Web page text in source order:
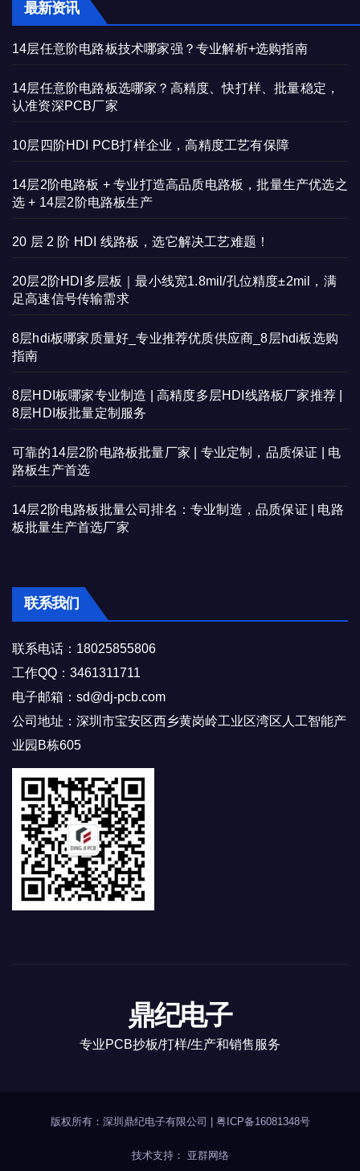
最新资讯
14层任意阶电路板技术哪家强？专业解析+选购指南
14层任意阶电路板选哪家？高精度、快打样、批量稳定，
认准资深PCB厂家
10层四阶HDI PCB打样企业，高精度工艺有保障
14层2阶电路板 + 专业打造高品质电路板，批量生产优选之
选 + 14层2阶电路板生产
20 层 2 阶 HDI 线路板，选它解决工艺难题！
20层2阶HDI多层板｜最小线宽1.8mil/孔位精度±2mil，满
足高速信号传输需求
8层hdi板哪家质量好_专业推荐优质供应商_8层hdi板选购
指南
8层HDI板哪家专业制造 | 高精度多层HDI线路板厂家推荐 |
8层HDI板批量定制服务
可靠的14层2阶电路板批量厂家 | 专业定制，品质保证 | 电
路板生产首选
14层2阶电路板批量公司排名：专业制造，品质保证 | 电路
板批量生产首选厂家
联系我们
联系电话：18025855806
工作QQ：3461311711
电子邮箱：sd@dj-pcb.com
公司地址：深圳市宝安区西乡黄岗岭工业区湾区人工智能产
业园B栋605
鼎纪电子
专业PCB抄板/打样/生产和销售服务
版权所有：深圳鼎纪电子有限公司 | 粤ICP备16081348号
技术支持： 亚群网络